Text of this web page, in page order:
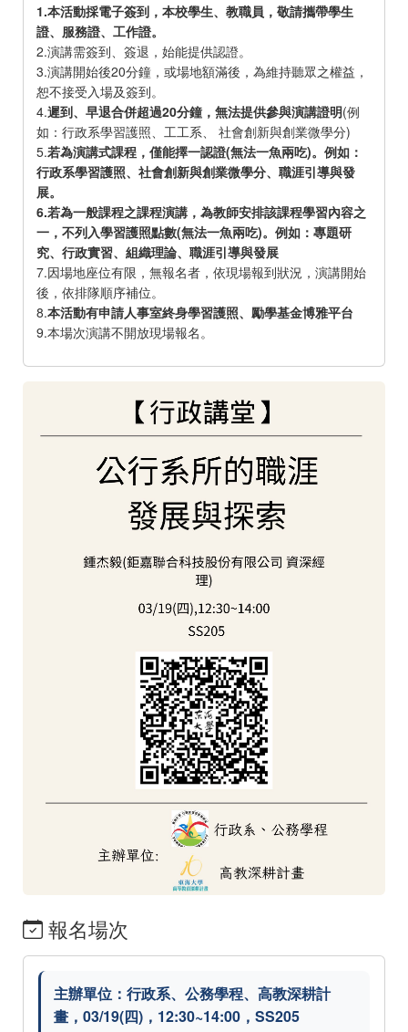
1.本活動採電子簽到，本校學生、教職員，敬請攜帶學生
證、服務證、工作證。
2.演講需簽到、簽退，始能提供認證。
3.演講開始後20分鐘，或場地額滿後，為維持聽眾之權益，
恕不接受入場及簽到。
4.遲到、早退合併超過20分鐘，無法提供參與演講證明(例
如：行政系學習護照、工工系、 社會創新與創業微學分)
5.若為演講式課程，僅能擇一認證(無法一魚兩吃)。例如：
行政系學習護照、社會創新與創業微學分、職涯引導與發
展。
6.若為一般課程之課程演講，為教師安排該課程學習內容之
一，不列入學習護照點數(無法一魚兩吃)。例如：專題研
究、行政實習、組織理論、職涯引導與發展
7.因場地座位有限，無報名者，依現場報到狀況，演講開始
後，依排隊順序補位。
8.本活動有申請人事室終身學習護照、勵學基金博雅平台
9.本場次演講不開放現場報名。
報名場次
主辦單位：行政系、公務學程、高教深耕計
畫，03/19(四)，12:30~14:00，SS205